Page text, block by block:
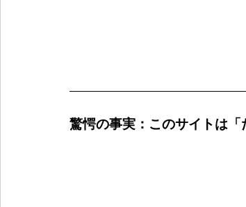
驚愕の事実：このサイトは